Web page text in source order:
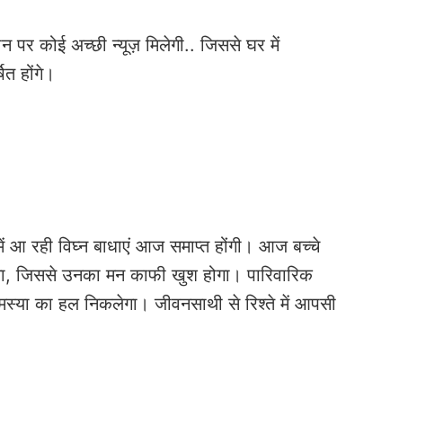
पर कोई अच्छी न्यूज़ मिलेगी.. जिससे घर में
होंगे।
रही विघ्न बाधाएं आज समाप्त होंगी। आज बच्चे
जिससे उनका मन काफी खुश होगा। पारिवारिक
का हल निकलेगा। जीवनसाथी से रिश्ते में आपसी